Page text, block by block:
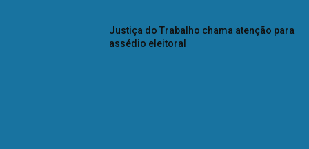
Justiça do Trabalho chama atenção para
assédio eleitoral